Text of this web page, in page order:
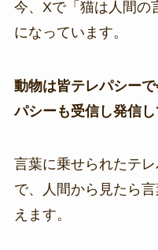
今、Xで「猫は人間の
になっています。
動物は皆テレパシー
パシーも受信し発信し
言葉に乗せられたテ
で、人間から見たら
えます。